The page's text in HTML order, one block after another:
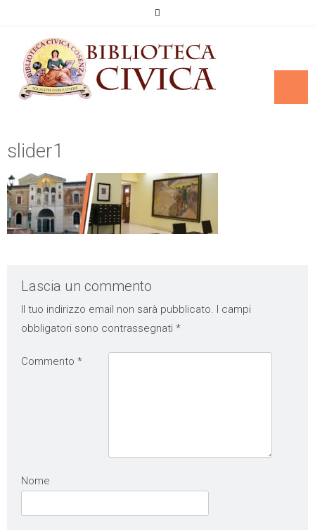
slider1
Lascia un commento
Il tuo indirizzo email non sarà pubblicato. I campi
obbligatori sono contrassegnati *
Commento *
Nome